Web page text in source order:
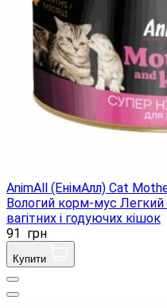
AnimAll (ЕнімАлл) Cat
Вологий корм-мус Легкий
вагітних і годуючих кішок
91 грн
Купити